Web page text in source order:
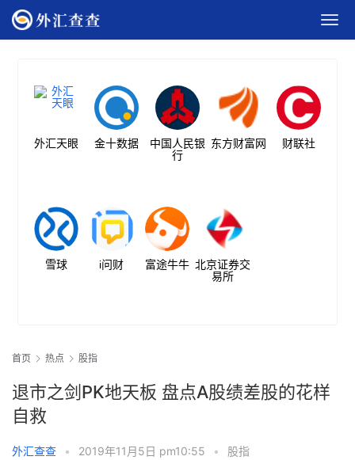
外汇天眼 金十数据
中国人民银
行
东方财富网 财联社
雪球 i问财 富途牛牛 北京证券交
易所
首页 热点 股指
退市之剑PK地天板 盘点A股绩差股的花样
自救
外汇查查 • 2019年11月5日 pm10:55 • 股指